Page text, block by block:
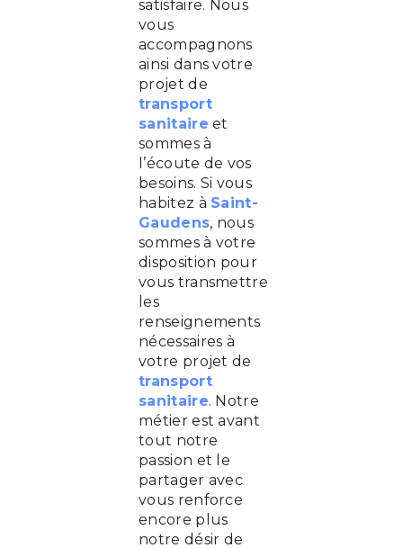
satisfaire. Nous
vous
accompagnons
ainsi dans votre
projet de
transport
sanitaire et
sommes à
l’écoute de vos
besoins. Si vous
habitez à Saint-
Gaudens, nous
sommes à votre
disposition pour
vous transmettre
les
renseignements
nécessaires à
votre projet de
transport
sanitaire. Notre
métier est avant
tout notre
passion et le
partager avec
vous renforce
encore plus
notre désir de